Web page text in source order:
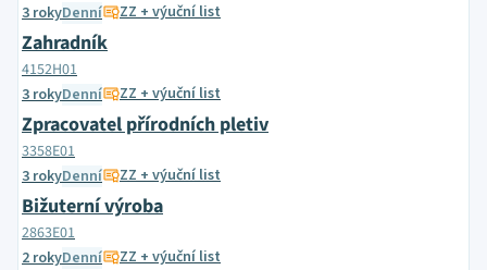
3 rokyDenní ZZ + výuční list
Zahradník
4152H01
3 rokyDenní ZZ + výuční list
Zpracovatel přírodních pletiv
3358E01
3 rokyDenní ZZ + výuční list
Bižuterní výroba
2863E01
2 rokyDenní ZZ + výuční list